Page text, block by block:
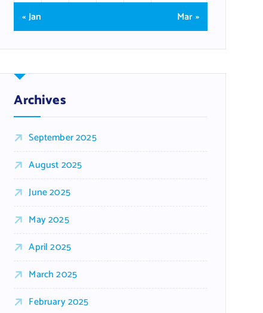
« Jan
Mar »
Archives
September 2025
August 2025
June 2025
May 2025
April 2025
March 2025
February 2025